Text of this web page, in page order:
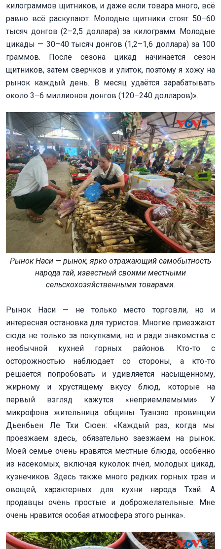
килограммов щитников, и даже если товара много, всё
равно всё раскупают. Молодые щитники стоят 50–60
тысяч донгов (2–2,5 доллара) за килограмм. Молодые
цикады — 30–40 тысяч донгов (1,2–1,6 доллара) за 100
граммов. После сезона цикад начинается сезон
щитников, затем сверчков и улиток, поэтому я хожу на
рынок каждый день. В месяц удаётся зарабатывать
около 3–6 миллионов донгов (120–240 долларов)».
Рынок Наси — рынок, ярко отражающий самобытность
народа тай, известный своими местными
сельскохозяйственными товарами.
Рынок Наси — не только место торговли, но и
интересная остановка для туристов. Многие приезжают
сюда не только за покупками, но и ради знакомства с
необычной кухней горных районов. Кто-то с
осторожностью наблюдает со стороны, а кто-то
решается попробовать и удивляется насыщенному,
жирному и хрустящему вкусу блюд, которые на
первый взгляд кажутся «неприемлемыми». У
микрофона жительница общины Туанзяо провинции
Дьенбьен Ле Тхи Сюен: «Каждый раз, когда мы
проезжаем здесь, обязательно заезжаем на рынок.
Моей семье очень нравятся местные блюда, особенно
из насекомых, включая куколок пчёл, молодых цикад,
кузнечиков. Здесь также много редких горных трав и
овощей, характерных для кухни народа Тхай. А
продавцы очень простые и доброжелательные. Мне
очень нравится особая атмосфера этого рынка».